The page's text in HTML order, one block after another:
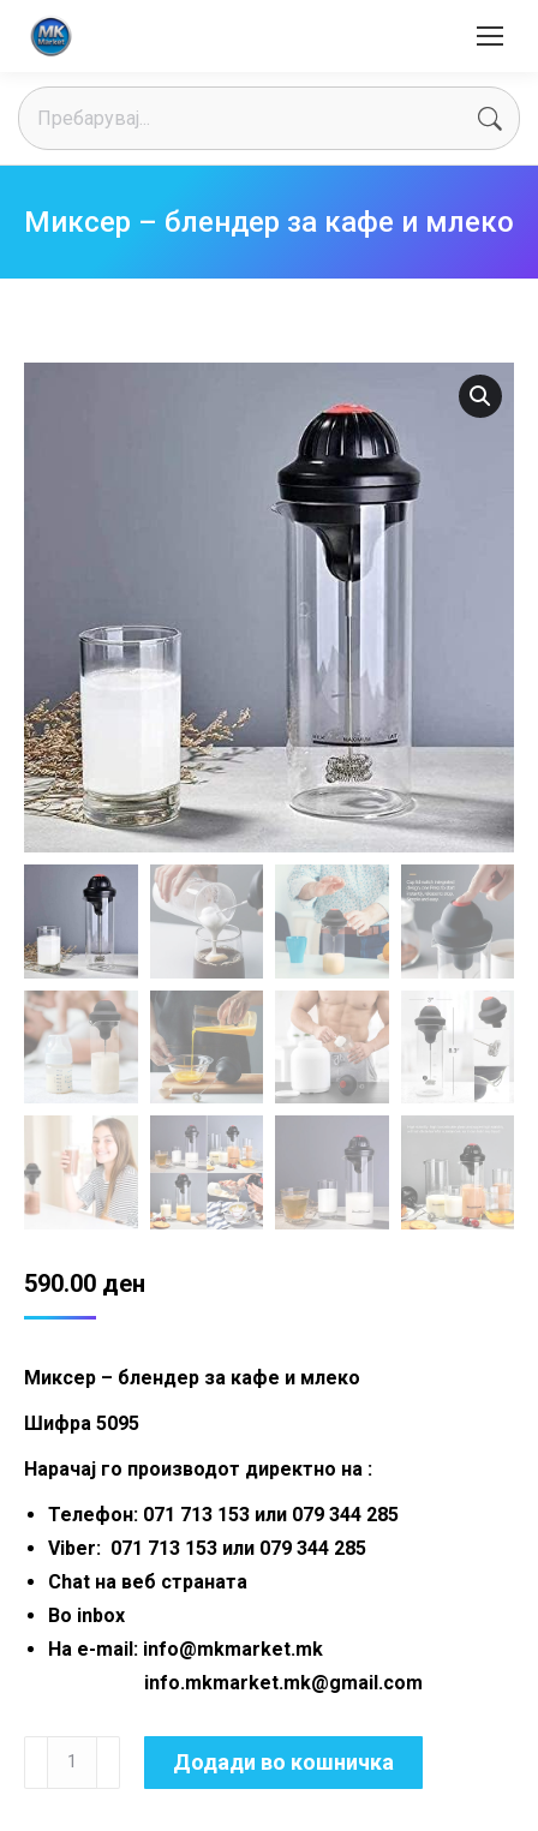
Search:
Миксер – блендер за кафе и млеко
590.00 ден
Миксер – блендер за кафе и млеко
Шифра 5095
Нарачај го производот директно на :
Телефон: 071 713 153 или 079 344 285
Viber: 071 713 153 или 079 344 285
Chat на веб страната
Во inbox
На e-mail: info@mkmarket.mk
info.mkmarket.mk@gmail.com
Миксер
Додади во кошничка